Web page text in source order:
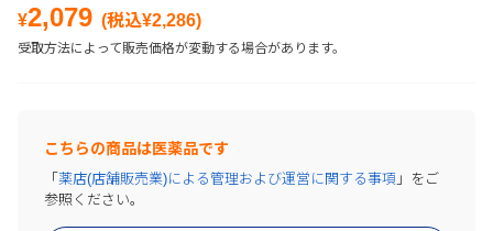
¥2,079 (税込¥2,286)
受取方法によって販売価格が変動する場合があります。
こちらの商品は医薬品です
「 薬店(店舗販売業)による管理および運営に関する事項 」をご
参照ください。